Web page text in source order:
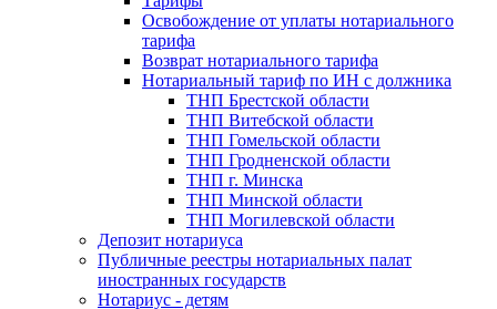
Освобождение от уплаты нотариального
тарифа
Возврат нотариального тарифа
Нотариальный тариф по ИН с должника
ТНП Брестской области
ТНП Витебской области
ТНП Гомельской области
ТНП Гродненской области
ТНП г. Минска
ТНП Минской области
ТНП Могилевской области
Депозит нотариуса
Публичные реестры нотариальных палат
иностранных государств
Нотариус - детям